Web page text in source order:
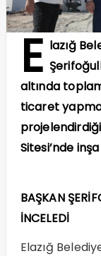
E lazığ
altında
ticaret
Sitesi’nde
BAŞKAN
İNCELEDİ
Elazığ